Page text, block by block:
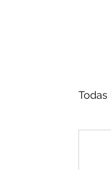
Todas